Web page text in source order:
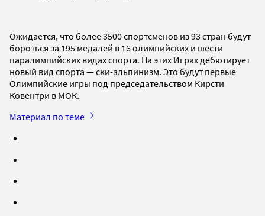
Ожидается, что более 3500 спортсменов из 93 стран будут
бороться за 195 медалей в 16 олимпийских и шести
паралимпийских видах спорта. На этих Играх дебютирует
новый вид спорта — ски-альпинизм. Это будут первые
Олимпийские игры под председательством Кирсти
Ковентри в МОК.
Материал по теме